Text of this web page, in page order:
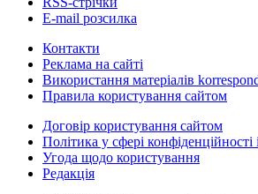
E-mail розсилка
Контакти
Реклама на сайті
Використання матеріалів
Правила користування сайтом
Договір користування сайтом
Політика у сфері
Угода щодо користування
Редакція